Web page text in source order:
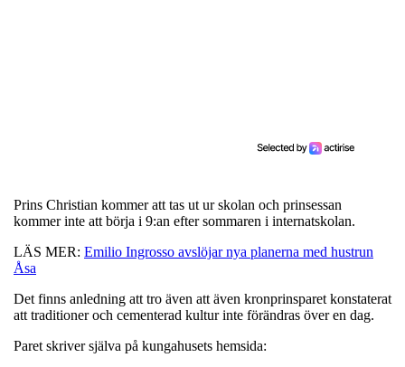
Prins Christian kommer att tas ut ur skolan och prinsessan
kommer inte att börja i 9:an efter sommaren i internatskolan.
LÄS MER: Emilio Ingrosso avslöjar nya planerna med hustrun
Åsa
Det finns anledning att tro även att även kronprinsparet konstaterat
att traditioner och cementerad kultur inte förändras över en dag.
Paret skriver själva på kungahusets hemsida: